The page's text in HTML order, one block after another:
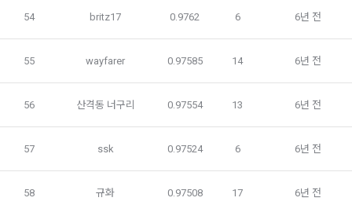
2. "회사"는 필요한 경우 서비스의 내용을 추가 또는 변경할 수
3. 서비스의 이용은 “회사”의 업무상 또는 기술상 특별한 지장이
없는 한 연중무휴, 1년 24시간 서비스하는 것을 원칙으로 한다.
단, 시스템 정기점검 등의 필요로 인하여 “회사”가 정한 날 또는
제 8 조 (회원 정보 노출)
1. “회사”는 “인재회원”이 ‘데이콘 인재풀’에 등록 시 제공한 개인
자 식별, 회원탈퇴 의사의 확인 등 회원관리를 위하여 개인정보
한 이용자간 관계의 형성, 지인 및 관심사 등에 기반한 맞춤형 서
비스 제공 등 신규 서비스 요소의 발굴 및 기존 서비스 개선 등
을 위하여 개인정보를 이용합니다.
법령 및 데이콘 이용약관을 위반하는 회원에 대한 이용 제한 조
54 britz17 0.9762 6 6년 전
55 wayfarer 0.97585 14 6년 전
56 산격동 너구리 0.97554 13 6년 전
57 ssk 0.97524 6 6년 전
58 규화 0.97508 17 6년 전